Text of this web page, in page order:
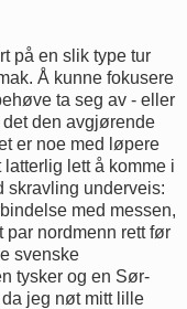
på en slik type tur
Å kunne fokusere
ta seg av - eller
den avgjørende
er noe med løpere
lett å komme i
skravling underveis:
med messen,
par nordmenn rett før
svenske
tysker og en Sør-
jeg nøt mitt lille